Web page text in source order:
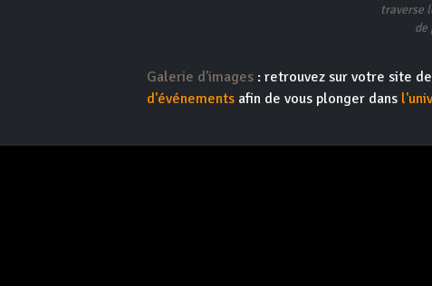
traverse
de
Galerie d'images : retrouvez sur votre site
d'événements afin de vous plonger dans